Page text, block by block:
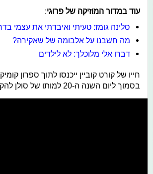
עוד במדור המוזיקה של פרוגי:
סלינה גומז: טעיתי ואיבדתי את עצמי
מה חשבנו על אלבומה של שאקירה?
דברו אלי מלוכלך: לא לילדים
חייו של קורט קוביין ייכנסו לתוך ספרון
בסמוך ליום השנה ה-20 למותו של סולן להקת נירוונה.